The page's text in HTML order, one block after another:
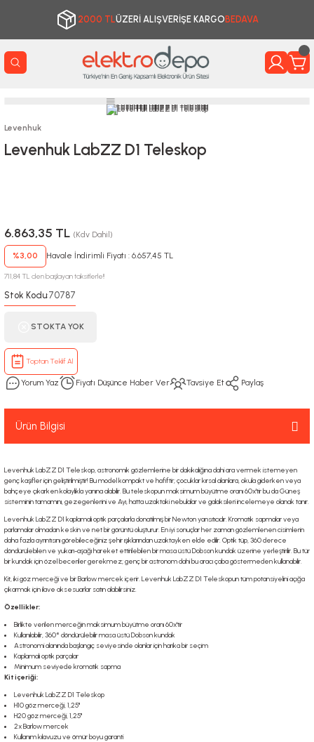
2000 TLÜZERİ ALIŞVERİŞE KARGO BEDAVA
Levenhuk
Levenhuk LabZZ D1 Teleskop
6.863,35 TL (Kdv Dahil)
%3,00 Havale İndirimli Fiyatı : 6.657,45 TL
711,84 TL den başlayan taksitlerle!!
Stok Kodu:70787
STOKTA YOK
Toptan Teklif Al
Yorum Yaz Fiyatı Düşünce Haber Ver Tavsiye Et Paylaş
Ürün Bilgisi
Levenhuk LabZZ D1 Teleskop, astronomik gözlemlerine bir dakikalığına dahi ara vermek istemeyen
genç kaşifler için geliştirilmiştir! Bu model kompakt ve hafiftir; çocuklar kırsal alanlara, okula giderken veya
bahçeye çıkarken kolaylıkla yanına alabilir. Bu teleskopun maksimum büyütme oranı 60x'tir bu da Güneş
sisteminin tamamını, gezegenlerini ve Ayı, hatta uzaktaki nebulalar ve galaksileri incelemeye olanak tanır.
Levenhuk LabZZ D1 kaplamalı optik parçalarla donatılmış bir Newton yansıtıcıdır. Kromatik sapmalar veya
parlamalar olmadan keskin ve net bir görüntü oluşturur. En iyi sonuçlar her zaman gözlemlenen cisimlerin
daha fazla ayrıntısını görebileceğiniz şehir ışıklarından uzaktayken elde edilir. Optik tüp, 360 derece
döndürülebilen ve yukarı-aşağı hareket ettirilebilen bir masa üstü Dobson kundak üzerine yerleştirilir. Bu tür
bir kundak için özel beceriler gerekmez; genç bir astronom dahi bu aracı çaba göstermeden kullanabilir.
Kit, iki göz merceği ve bir Barlow mercek içerir. Levenhuk LabZZ D1 Teleskopun tüm potansiyelini açığa
çıkarmak için ilave aksesuarlar satın alabilirsiniz.
Özellikler:
Birlikte verilen merceğin maksimum büyütme oranı 60x'tir
Kullanılabilir, 360° döndürülebilir masa üstü Dobson kundak
Astronomi alanında başlangıç seviyesinde olanlar için harika bir seçim
Kaplamalı optik parçalar
Minimum seviyede kromatik sapma
Kit içeriği:
Levenhuk LabZZ D1 Teleskop
H10 göz merceği, 1,25"
H20 göz merceği, 1,25"
2x Barlow mercek
Kullanım kılavuzu ve ömür boyu garanti